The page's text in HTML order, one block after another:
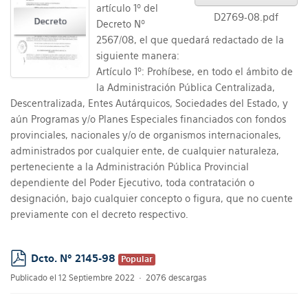
D2769-08.pdf
artículo 1º del
Decreto Nº
2567/08, el que quedará redactado de la
siguiente manera:
Artículo 1º: Prohíbese, en todo el ámbito de
la Administración Pública Centralizada,
Descentralizada, Entes Autárquicos, Sociedades del Estado, y
aún Programas y/o Planes Especiales financiados con fondos
provinciales, nacionales y/o de organismos internacionales,
administrados por cualquier ente, de cualquier naturaleza,
perteneciente a la Administración Pública Provincial
dependiente del Poder Ejecutivo, toda contratación o
designación, bajo cualquier concepto o figura, que no cuente
previamente con el decreto respectivo.
pdf
Dcto. Nº 2145-98
Popular
Publicado el 12 Septiembre 2022
2076 descargas